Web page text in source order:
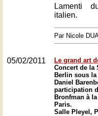
Lamenti
italien.
Par Nicole
05/02/2011
Le grand art
Concert de la
Berlin sous
Daniel
participation
Bronfman à
Paris.
Salle Pleyel,